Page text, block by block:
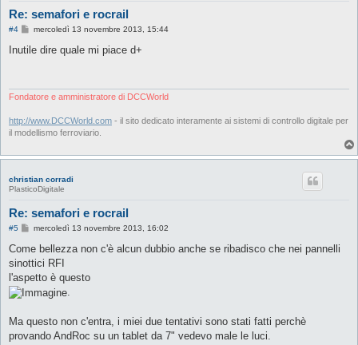
Re: semafori e rocrail
#4
M
s
i
mercoledì 13 novembre 2013, 15:44
Inutile dire quale mi piace d+
Fondatore e amministratore di DCCWorld
http://www.DCCWorld.com - il sito dedicato interamente ai sistemi di controllo digitale per
il modellismo ferroviario.
christian corradi
PlasticoDigitale
Re: semafori e rocrail
#5
M
s
a
g
i
mercoledì 13 novembre 2013, 16:02
Come bellezza non c'è alcun dubbio anche se ribadisco che nei pannelli
sinottici RFI
l'aspetto è questo
.
Ma questo non c'entra, i miei due tentativi sono stati fatti perchè
provando AndRoc su un tablet da 7" vedevo male le luci.